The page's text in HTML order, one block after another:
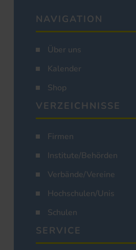
NAVIGATION
Über uns
Kalender
Shop
VERZEICHNISSE
Firmen
Institute/Behörden
Verbände/Vereine
Hochschulen/Unis
Schulen
SERVICE